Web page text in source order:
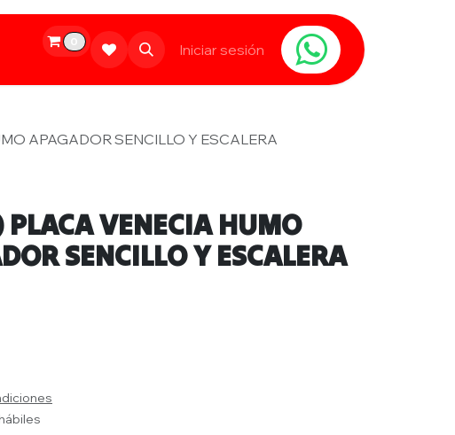
Limpieza Populares Contáctanos
0 Iniciar sesión
APAGADOR SENCILLO Y ESCALERA
VENECIA HUMO
SENCILLO Y ESCALERA